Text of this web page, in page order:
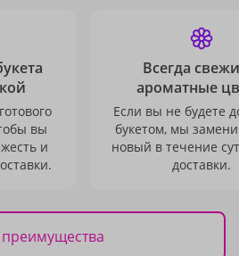
вы
и
Всегда
ароматные
Если вы не будете
букетом, мы
новый в течение
доставки.
преимущества